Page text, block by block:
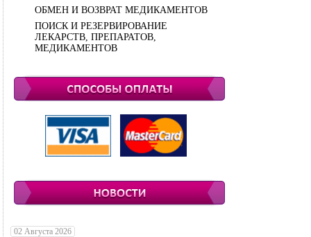
ОБМЕН И ВОЗВРАТ МЕДИКАМЕНТОВ
ПОИСК И РЕЗЕРВИРОВАНИЕ
ЛЕКАРСТВ, ПРЕПАРАТОВ,
МЕДИКАМЕНТОВ
02 Августа 2026